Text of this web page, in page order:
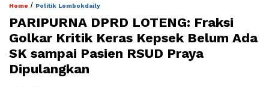
Home / Politik Lombokdaily
PARIPURNA DPRD LOTENG: Fraksi
Golkar Kritik Keras Kepsek Belum Ada
SK sampai Pasien RSUD Praya
Dipulangkan